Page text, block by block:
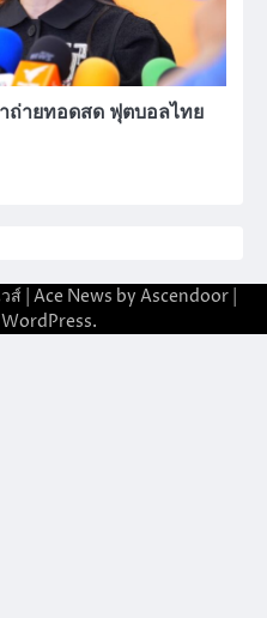
ถ่ายทอดสด ฟุตบอลไทย
ส์ | Ace News by Ascendoor|
WordPress.